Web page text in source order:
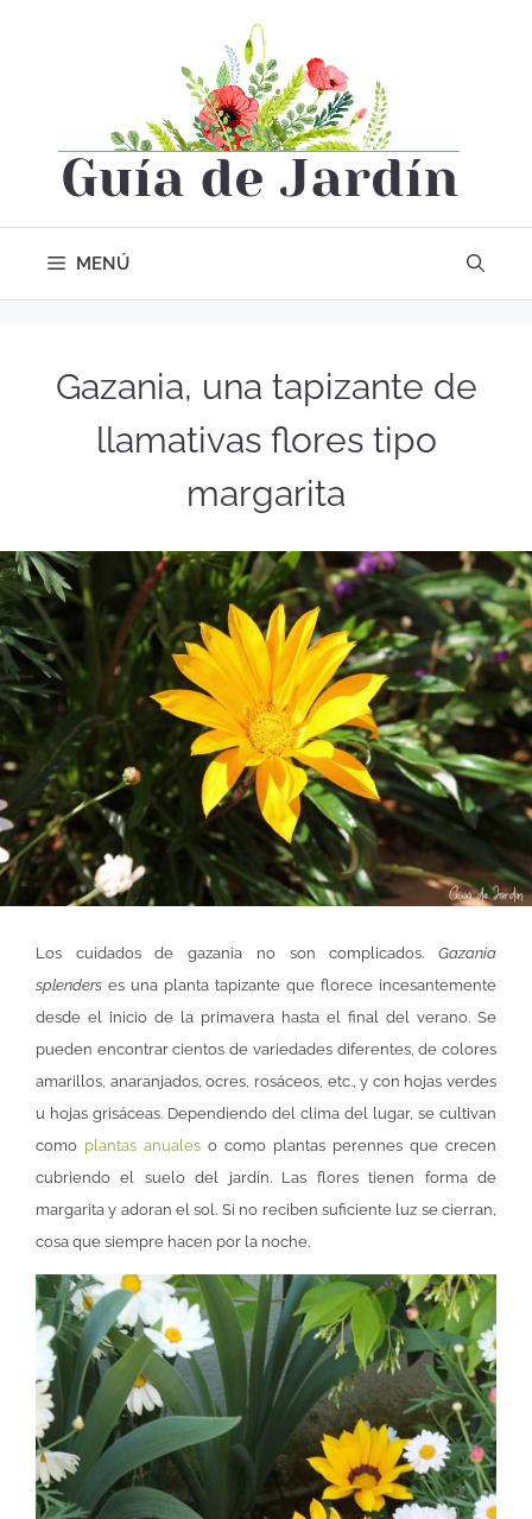
MENÚ
Gazania, una tapizante de
llamativas flores tipo
margarita
Los cuidados de gazania no son complicados. Gazania
splenders es una planta tapizante que florece incesantemente
desde el inicio de la primavera hasta el final del verano. Se
pueden encontrar cientos de variedades diferentes, de colores
amarillos, anaranjados, ocres, rosáceos, etc., y con hojas verdes
u hojas grisáceas. Dependiendo del clima del lugar, se cultivan
como plantas anuales o como plantas perennes que crecen
cubriendo el suelo del jardín. Las flores tienen forma de
margarita y adoran el sol. Si no reciben suficiente luz se cierran,
cosa que siempre hacen por la noche.